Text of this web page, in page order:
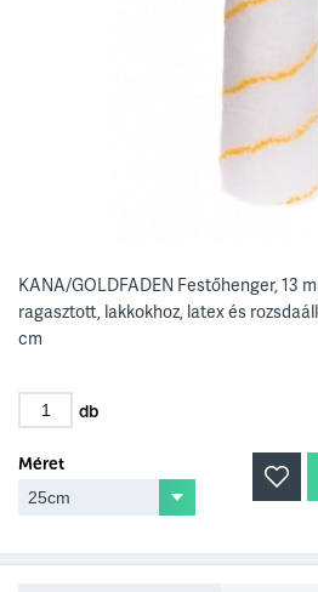
KANA/GOLDFADEN Festőhenger, 13
ragasztott, lakkokhoz, latex és
cm
db
Méret